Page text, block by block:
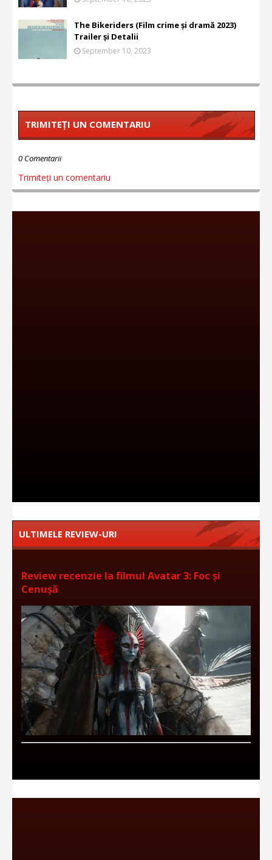
The Bikeriders (Film crime și dramă 2023)
Trailer și Detalii
September 10, 2023
TRIMITEȚI UN COMENTARIU
0 Comentarii
Trimiteți un comentariu
ULTIMELE REVIEW-URI
Review recenzie la filmul Avatar 3: Foc și
Cenușă